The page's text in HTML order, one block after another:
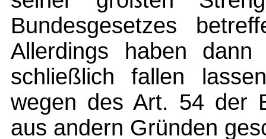
Bundesgesetzes
Allerdings haben
schließlich fallen
wegen des Art. 54 der
aus andern Gründen